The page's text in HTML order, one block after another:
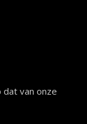
dat van onze